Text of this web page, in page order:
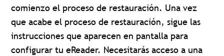
comienzo el proceso de restauración. Una vez
que acabe el proceso de restauración, sigue las
instrucciones que aparecen en pantalla para
configurar tu eReader. Necesitarás acceso a una